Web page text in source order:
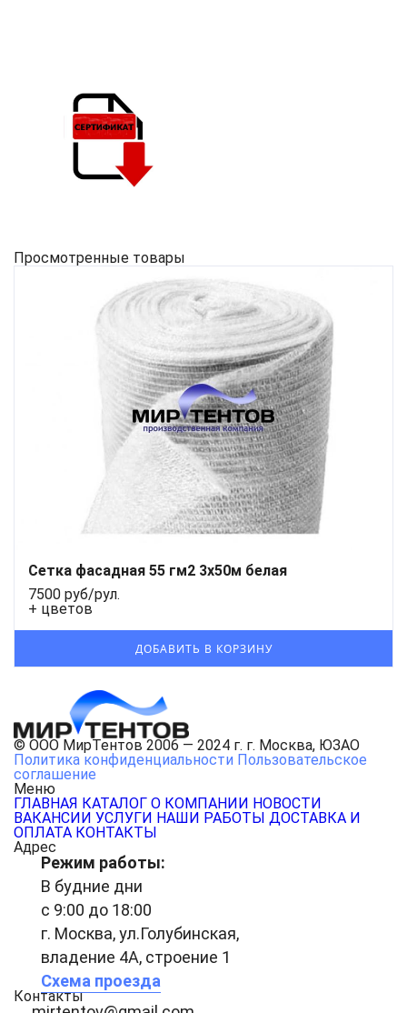
Просмотренные товары
Сетка фасадная 55 гм2 3x50м белая
7500 руб/рул.
+ цветов
© ООО МирТентов 2006 — 2024 г. г. Москва, ЮЗАО
Политика конфиденциальности Пользовательское
соглашение
Меню
ГЛАВНАЯ КАТАЛОГ О КОМПАНИИ НОВОСТИ
ВАКАНСИИ УСЛУГИ НАШИ РАБОТЫ ДОСТАВКА И
ОПЛАТА КОНТАКТЫ
Адрес
Режим работы:
В будние дни
с 9:00 до 18:00
г. Москва, ул.Голубинская,
владение 4А, строение 1
Схема проезда
Контакты